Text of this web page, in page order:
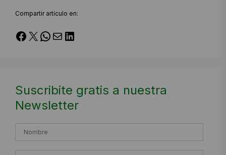
Compartir artículo en:
Facebook
X WhatsApp
Correo electrónico
LinkedIn
Suscribite gratis a nuestra
Newsletter